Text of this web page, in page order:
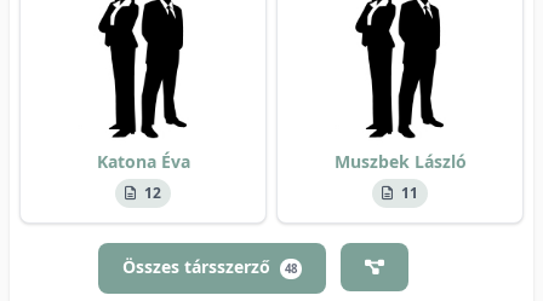
Katona Éva
12
Muszbek László
11
Összes társszerző 48